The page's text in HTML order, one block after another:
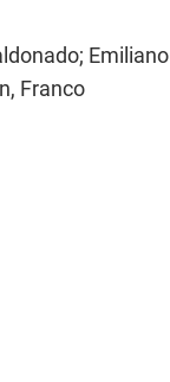
Emiliano
Franco